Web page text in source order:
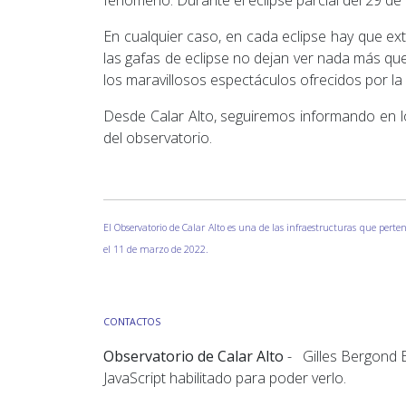
En cualquier caso, en cada eclipse hay que
las gafas de eclipse no dejan ver nada más
los maravillosos espectáculos ofrecidos por
Desde Calar Alto, seguiremos informando
del observatorio.
El Observatorio de Calar Alto es una de las infraestructuras que
el 11 de marzo de 2022.
CONTACTOS
Observatorio de Calar Alto - Gilles Bergond
JavaScript habilitado para poder verlo.